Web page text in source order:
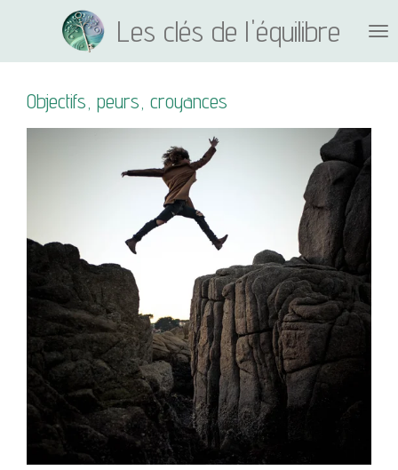
contenu
Les clés de l'équilibre
Objectifs, peurs, croyances